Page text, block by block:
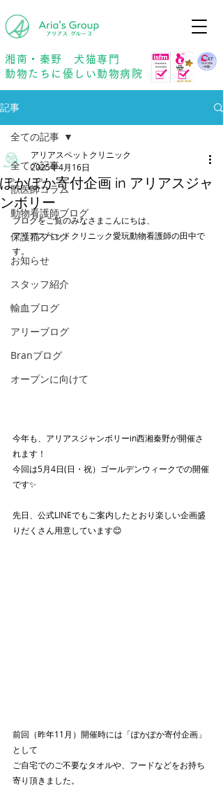
湘南・秦野 犬猫専門
動物たちに優しい動物病院
記事
全ての記事
獣医師コラム
動物看護師ブログ
保護猫ブログ
お知らせ
スタッフ紹介
輸血ブログ
アリーブログ
Branブログ
オープンに向けて
全ての記事
ぽかぽか寄付企画 in アリアスジャ
ンボリー
アリアスペットクリニック
2025年4月16日
ブログをご覧のみなさまこんにちは、
アリアスペットクリニック愛玩動物看護師の田中で
す。
今年も、アリアスジャンボリーin西湘秦野が開催さ
れます！
今回は5月4日(日・祝）ゴールデンウィークでの開催
です✨
先日、公式LINEでもご案内したとおり楽しい企画盛
りだくさん用意しています😊
前回（昨年11月）開催時には「ぽかぽか寄付企画」
として
ご自宅でのご不要なタオルや、フードなどをお持ち
寄り頂きました。